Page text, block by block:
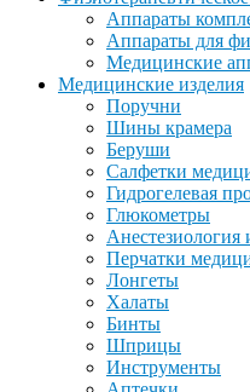
Аппараты
Аппараты для
Медицинские
Медицинские изделия
Поручни
Шины крамера
Беруши
Салфетки
Гидрогелевая
Глюкометры
Анестезиология
Перчатки
Лонгеты
Халаты
Бинты
Шприцы
Инструменты